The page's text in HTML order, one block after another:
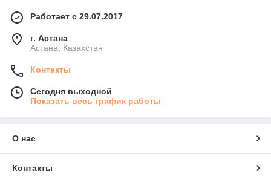
Работает с 29.07.2017
г. Астана
Астана, Казахстан
Контакты
Сегодня выходной
Показать весь график работы
О нас
Контакты